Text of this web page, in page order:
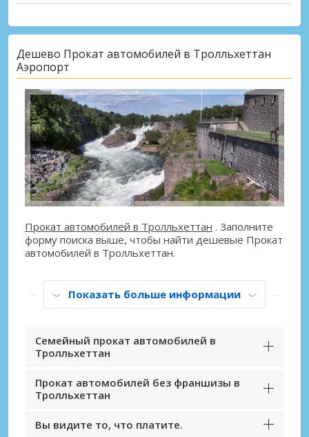
Дешево Прокат автомобилей в Тролльхеттан
Аэропорт
Прокат автомобилей в Тролльхеттан . Заполните
форму поиска выше, чтобы найти дешевые Прокат
автомобилей в Тролльхеттан.
Показать больше информации
Семейный прокат автомобилей в
Тролльхеттан
Прокат автомобилей без франшизы в
Тролльхеттан
Вы видите то, что платите.